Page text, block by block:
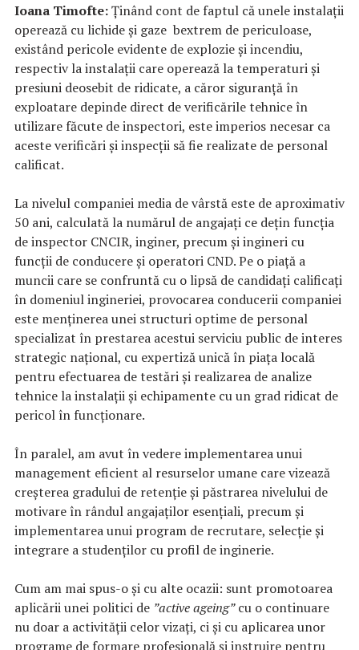
Ioana Timofte:Ținând cont de faptul că unele instalaţii
operează cu lichide şi gaze bextrem de periculoase,
existând pericole evidente de explozie şi incendiu,
respectiv la instalaţii care operează la temperaturi şi
presiuni deosebit de ridicate, a căror siguranţă în
exploatare depinde direct de verificările tehnice în
utilizare făcute de inspectori, este imperios necesar ca
aceste verificări și inspecții să fie realizate de personal
calificat.
La nivelul companiei media de vârstă este de aproximativ
50 ani, calculată la numărul de angajaţi ce deţin funcţia
de inspector CNCIR, inginer, precum şi ingineri cu
funcţii de conducere și operatori CND. Pe o piață a
muncii care se confruntă cu o lipsă de candidați calificați
în domeniul ingineriei, provocarea conducerii companiei
este menținerea unei structuri optime de personal
specializat în prestarea acestui serviciu public de interes
strategic național, cu expertiză unică în piața locală
pentru efectuarea de testări și realizarea de analize
tehnice la instalaţii şi echipamente cu un grad ridicat de
pericol în funcționare.
În paralel, am avut în vedere implementarea unui
management eficient al resurselor umane care vizează
creșterea gradului de retenție și păstrarea nivelului de
motivare în rândul angajaților esențiali, precum și
implementarea unui program de recrutare, selecție și
integrare a studenților cu profil de inginerie.
Cum am mai spus-o și cu alte ocazii: sunt promotoarea
aplicării unei politici de ”active ageing”cu o continuare
nu doar a activității celor vizați, ci și cu aplicarea unor
programe de formare profesională și instruire pentru